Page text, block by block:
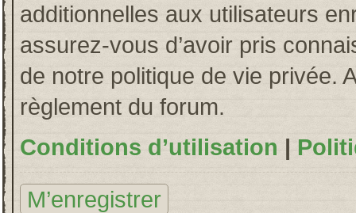
additionnelles aux utilisateurs
assurez-vous d’avoir pris
de notre politique de vie privée.
règlement du forum.
Conditions d’utilisation |
M’enregistrer